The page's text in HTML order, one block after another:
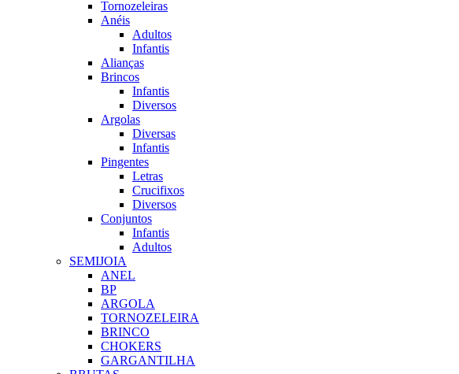
Tornozeleiras
Anéis
Adultos
Infantis
Alianças
Brincos
Infantis
Diversos
Argolas
Diversas
Infantis
Pingentes
Letras
Crucifixos
Diversos
Conjuntos
Infantis
Adultos
SEMIJOIA
ANEL
BP
ARGOLA
TORNOZELEIRA
BRINCO
CHOKERS
GARGANTILHA